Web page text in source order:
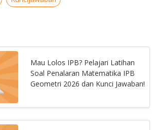
Mau Lolos IPB? Pelajari Latihan
Soal Penalaran Matematika IPB
Geometri 2026 dan Kunci Jawaban!